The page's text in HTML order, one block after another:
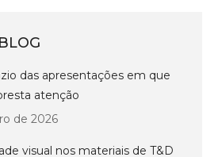
das apresentações em que
atenção
de 2026
visual nos materiais de T&D